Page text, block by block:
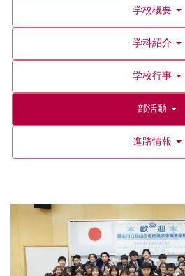
学校概要
学科紹介
学校行事
部活動
進路情報
r
v